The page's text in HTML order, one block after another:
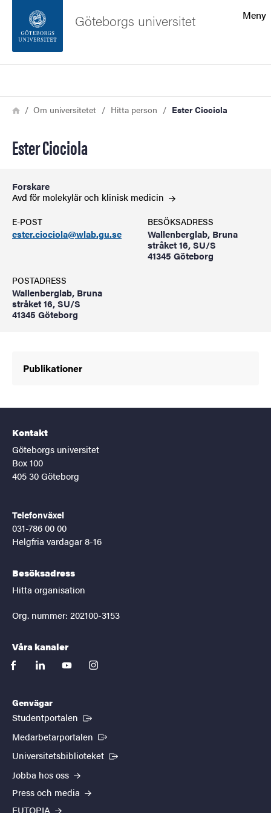
Sidfoten
Meny
Göteborgs universitet
Länkstig
HemOm universitetet Hitta person Ester Ciociola
Ester Ciociola
Forskare
Avd för molekylär och klinisk medicin
E-POST
ester.ciociola@wlab.gu.se
BESÖKSADRESS
Wallenberglab, Bruna
stråket 16, SU/S
41345 Göteborg
POSTADRESS
Wallenberglab, Bruna
stråket 16, SU/S
41345 Göteborg
Publikationer
Kontakt
Göteborgs universitet
Box 100
405 30 Göteborg
Telefonväxel
031-786 00 00
Helgfria vardagar 8-16
Besöksadress
Hitta organisation
Org. nummer: 202100-3153
Våra kanaler
facebooklinkedinyoutubeinstagram
Genvägar
Studentportalen (Extern länk)
Medarbetarportalen (Extern länk)
Universitetsbiblioteket (Extern länk)
Jobba hos oss
Press och media
EUTOPIA